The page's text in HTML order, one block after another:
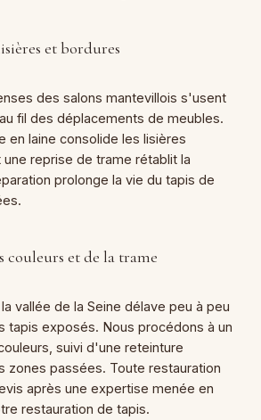
et bordures
des salons mantevillois s'usent
fil des déplacements de meubles.
en laine consolide les lisières
reprise de trame rétablit la
prolonge la vie du tapis de
couleurs et de la trame
vallée de la Seine délave peu à peu
tapis exposés. Nous procédons à un
suivi d'une reteinture
zones passées. Toute restauration
après une expertise menée en
restauration de tapis.